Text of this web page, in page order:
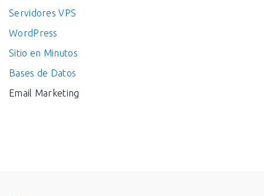
Servidores VPS
WordPress
Sitio en Minutos
Bases de Datos
Email Marketing